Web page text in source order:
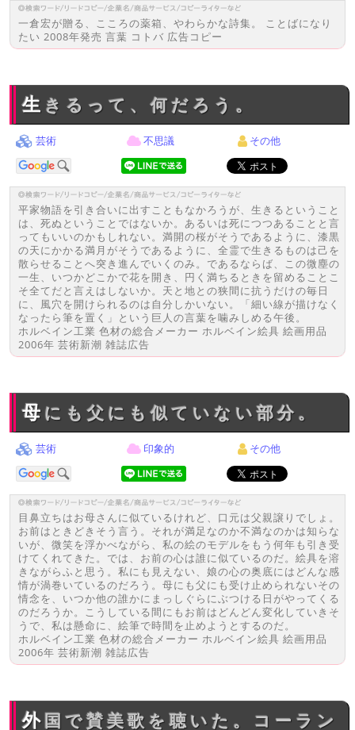
一倉宏が贈る、こころの薬箱、やわらかな詩集。 ことばになり
たい 2008年発売 言葉 コトバ 広告コピー
生きるって、何だろう。
芸術 不思議 その他
平家物語を引き合いに出すこともなかろうが、生きるということ
は、死ぬということではないか。あるいは死につつあることと言
ってもいいのかもしれない。満開の桜がそうであるように、漆黒
の天にかかる満月がそうであるように、全霊で生きるものは己を
散らせることへ突き進んでいくのみ。であるならば、この微塵の
一生、いつかどこかで花を開き、円く満ちるときを留めることこ
そ全てだと言えはしないか。天と地との狭間に抗うだけの毎日
に、風穴を開けられるのは自分しかいない。「細い線が描けなく
なったら筆を置く」という巨人の言葉を噛みしめる午後。
ホルベイン工業 色材の総合メーカー ホルベイン絵具 絵画用品
2006年 芸術新潮 雑誌広告
母にも父にも似ていない部分。
芸術 印象的 その他
目鼻立ちはお母さんに似ているけれど、口元は父親譲りでしょ。
お前はときどきそう言う。それが満足なのか不満なのかは知らな
いが、微笑を浮かべながら、私の絵のモデルをもう何年も引き受
けてくれてきた。では、お前の心は誰に似ているのだ。絵具を溶
きながらふと思う。私にも見えない、娘の心の奥底にはどんな感
情が渦巻いているのだろう。母にも父にも受け止められないその
情念を、いつか他の誰かにまっしぐらにぶつける日がやってくる
のだろうか。こうしている間にもお前はどんどん変化していきそ
うで、私は懸命に、絵筆で時間を止めようとするのだ。
ホルベイン工業 色材の総合メーカー ホルベイン絵具 絵画用品
2006年 芸術新潮 雑誌広告
外国で賛美歌を聴いた。コーラン